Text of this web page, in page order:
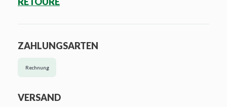
ZAHLUNGSARTEN
Rechnung
VERSAND